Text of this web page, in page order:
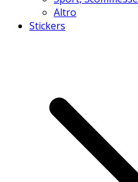
Altro
Stickers